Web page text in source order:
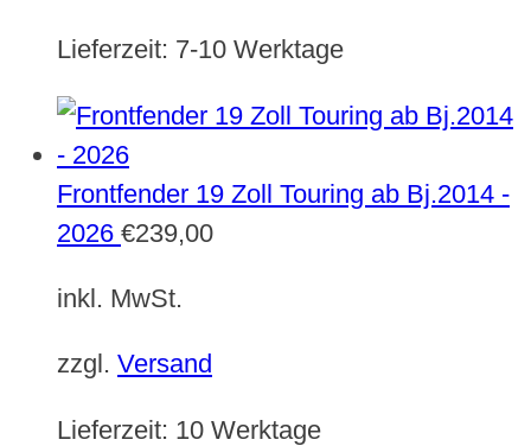
Lieferzeit: 7-10 Werktage
Frontfender 19 Zoll Touring ab Bj.2014 -
2026 €239,00
inkl. MwSt.
zzgl. Versand
Lieferzeit: 10 Werktage